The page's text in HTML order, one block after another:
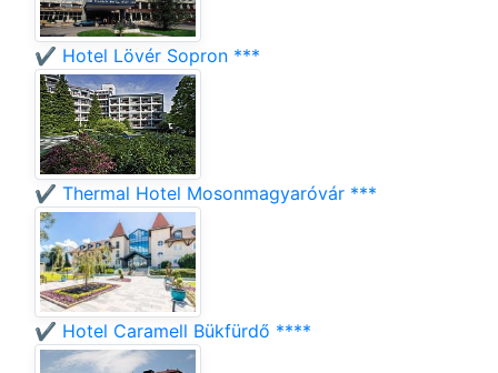
✔️ Hotel Lövér Sopron ***
✔️ Thermal Hotel Mosonmagyaróvár ***
✔️ Hotel Caramell Bükfürdő ****